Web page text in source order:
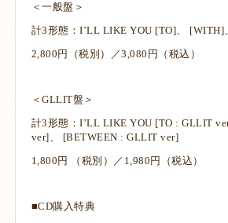
＜一般盤＞
計3形態：I’LL LIKE YOU [TO]、 [WITH]
2,800円（税別）／3,080円（税込）
＜GLLIT盤＞
計3形態：I’LL LIKE YOU [TO : GLLIT
ver]、 [BETWEEN : GLLIT ver]
1,800円 （税別）／1,980円（税込）
■CD購入特典